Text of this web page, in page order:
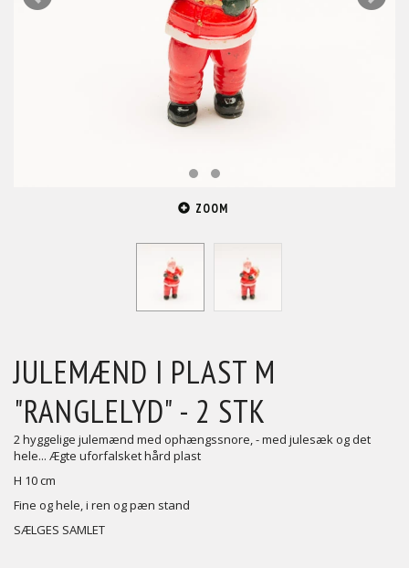
ZOOM
JULEMÆND I PLAST M
"RANGLELYD" - 2 STK
2 hyggelige julemænd med ophængssnore, - med julesæk og det
hele... Ægte uforfalsket hård plast
H 10 cm
Fine og hele, i ren og pæn stand
SÆLGES SAMLET